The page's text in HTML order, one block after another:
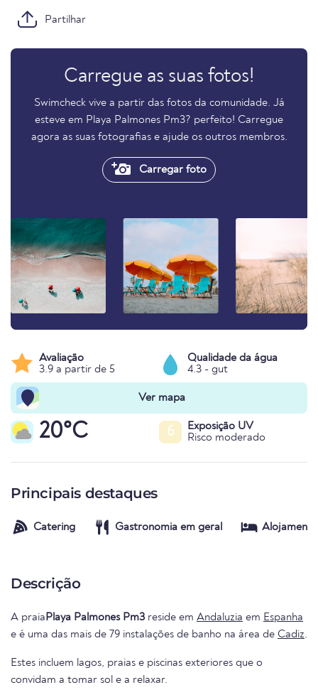
Partilhar
Carregue as suas fotos!
Swimcheck vive a partir das fotos da comunidade. Já
esteve em Playa Palmones Pm3? perfeito! Carregue
agora as suas fotografias e ajude os outros membros.
Carregar foto
Avaliação
3.9 a partir de 5
Qualidade da água
4.3 - gut
Ver mapa
20°C 6
Exposição UV
Risco moderado
Principais destaques
Catering Gastronomia em geral Alojamento
Descrição
A praia Playa Palmones Pm3 reside em Andaluzia em Espanha
e é uma das mais de 79 instalações de banho na área de Cadiz.
Estes incluem lagos, praias e piscinas exteriores que o
convidam a tomar sol e a relaxar.